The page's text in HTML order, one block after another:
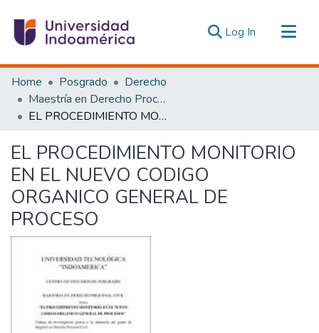
Log In (current)
Communities & Collections
All of DSpace
Statistics
Home Posgrado
Derecho
Maestría en Derecho Procesal, Mención Derecho Civil
EL PROCEDIMIENTO MONITORIO EN EL NUEVO CODIGO ORGANICO GENERAL DE PROCESO
EL PROCEDIMIENTO MONITORIO
EN EL NUEVO CODIGO
ORGANICO GENERAL DE
PROCESO